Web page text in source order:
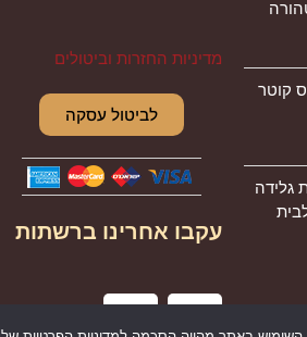
קוטר
גלידה
מדיניות החזרות וביטולים
לביטול עסקה
עקבו אחרינו ברשתות
F
I
n